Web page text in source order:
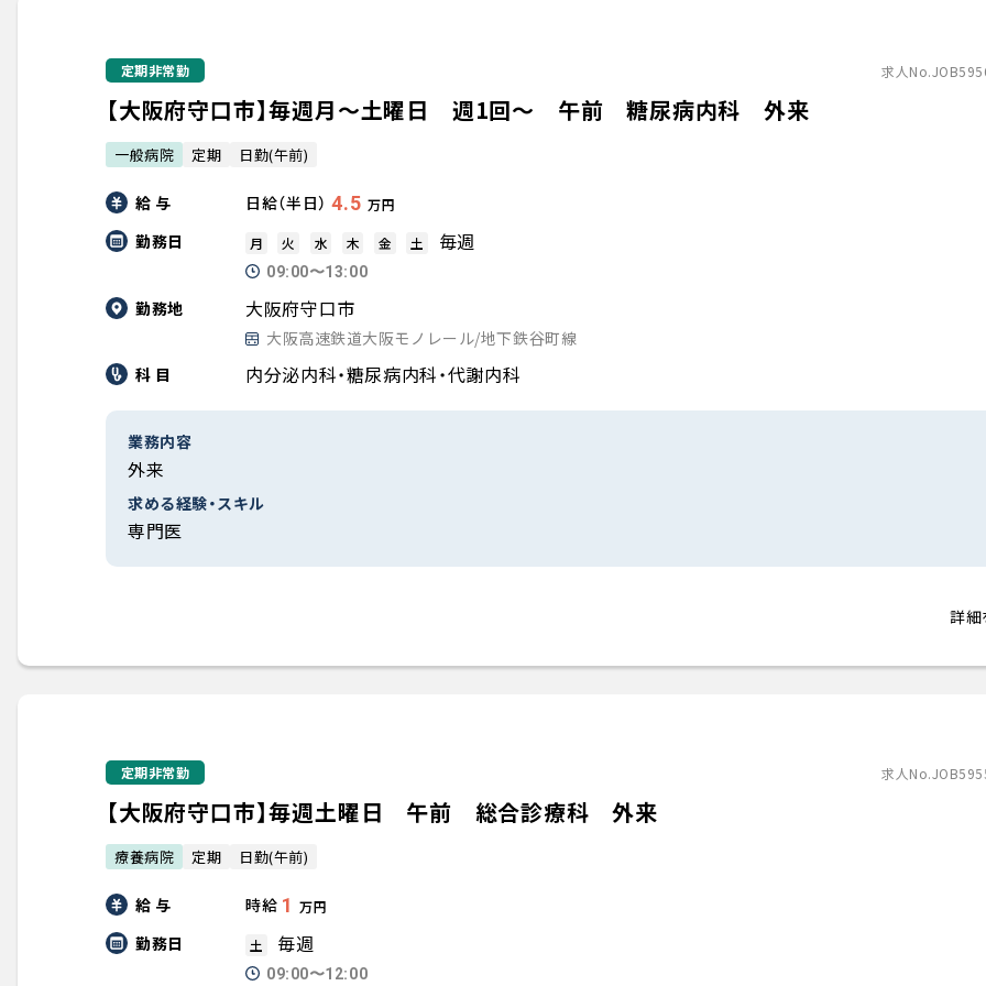
定期非常勤 求人
【大阪府守口市】毎週月～土曜日 週1回～ 午前 糖尿病内科 外来
一般病院 定期 日勤(午前)
給 与 日給（半日） 4.5 万円
勤務日 月 火 水 木 金 土 毎週
09:00〜13:00
勤務地 大阪府守口市
大阪高速鉄道大阪モノレール/地下鉄谷町線
科 目
内分泌内科・糖尿病内科・代謝内科
業務内容
外来
求める経験・スキル
専門医
詳
定期非常勤 求人
【大阪府守口市】毎週土曜日 午前 総合診療科 外来
療養病院 定期 日勤(午前)
給 与 時給 1 万円
勤務日 土 毎週
09:00〜12:00